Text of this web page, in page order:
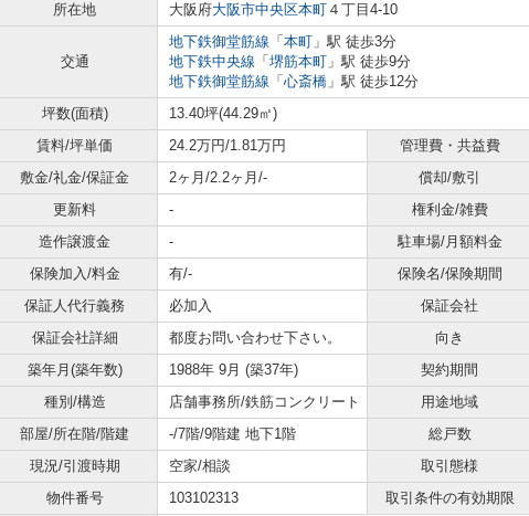
所在地 大阪府大阪市中央区本町 ４丁目4-10
交通
地下鉄御堂筋線 「 本町 」駅 徒歩3分
地下鉄中央線 「 堺筋本町 」駅 徒歩9分
地下鉄御堂筋線 「 心斎橋 」駅 徒歩12分
坪数(面積)
13.40坪(44.29㎡)
賃料/坪単価
24.2万円/1.81万円 管理費・共益費
敷金/礼金/保証金
2ヶ月/2.2ヶ月/- 償却/敷引
更新料
- 権利金/雑費
造作譲渡金
- 駐車場/月額料金
保険加入/料金
有/- 保険名/保険期間
保証人代行義務
必加入 保証会社
保証会社詳細
都度お問い合わせ下さい。 向き
築年月(築年数)
1988年 9月 (築37年) 契約期間
種別/構造
店舗事務所/鉄筋コンクリート 用途地域
部屋/所在階/階建
-/7階/9階建 地下1階 総戸数
現況/引渡時期
空家/相談 取引態様
物件番号
103102313 取引条件の有効期限